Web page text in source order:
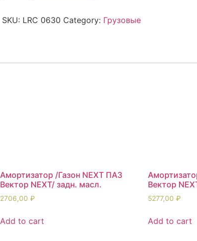
SKU: LRC 0630 Category: Грузовые
Амортизатор /Газон NEXT ПАЗ
Вектор NEXT/ задн. масл.
2706,00₽
Add to cart
Вектор
5277,00₽
Add to cart